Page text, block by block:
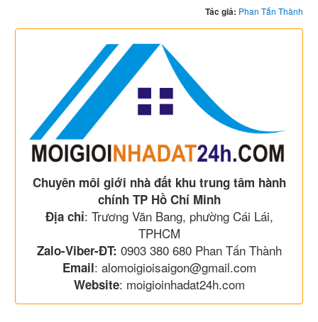
Tác giả: Phan Tấn Thành
Chuyên môi giới nhà đất khu trung tâm hành
chính TP Hồ Chí Minh
Địa chỉ: Trương Văn Bang, phường Cái Lái,
TPHCM
Zalo-Viber-ĐT: 0903 380 680 Phan Tấn Thành
Email: alomoigioisaigon@gmail.com
Website: moigioinhadat24h.com